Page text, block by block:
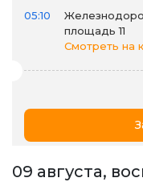
05:10
площадь 11
Смотреть на
09 августа,